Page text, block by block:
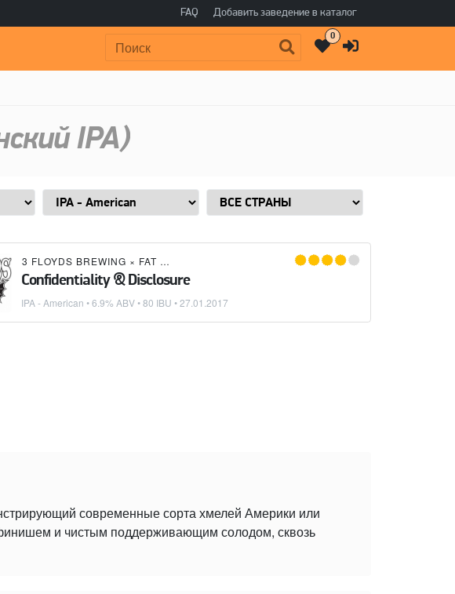
FAQ Добавить заведение в каталог
Поиск: 0
IPA)
3 FLOYDS BREWING × FAT HEAD'S BREWERY
Confidentiality & Disclosure
IPA - American • 6.9% ABV • 80 IBU •27.01.2017
современные сорта хмелей Америки или
и чистым поддерживающим солодом, сквозь